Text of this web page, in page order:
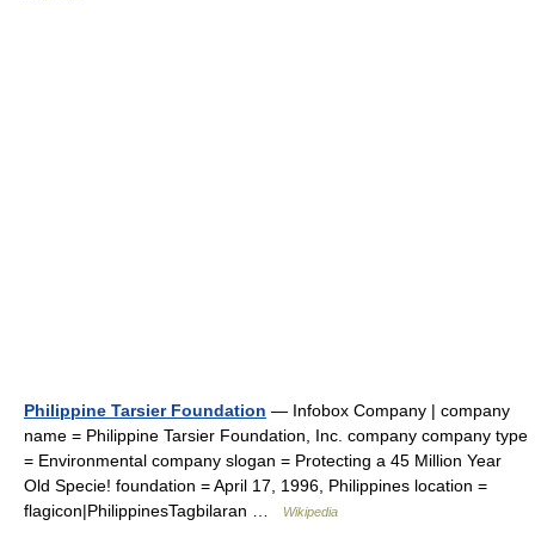
Philippine Tarsier Foundation — Infobox Company | company
name = Philippine Tarsier Foundation, Inc. company company type
= Environmental company slogan = Protecting a 45 Million Year
Old Specie! foundation = April 17, 1996, Philippines location =
flagicon|PhilippinesTagbilaran …
Wikipedia